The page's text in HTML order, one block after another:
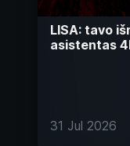
LISA: tavo
asistentas
31 Jul 2026